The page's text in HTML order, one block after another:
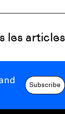
les articles
Subscribe